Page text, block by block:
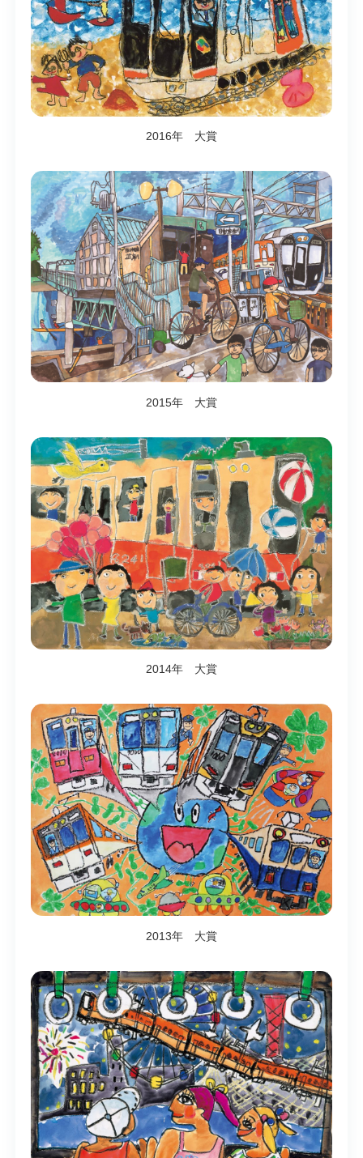
2016年 大賞
2015年 大賞
2014年 大賞
2013年 大賞